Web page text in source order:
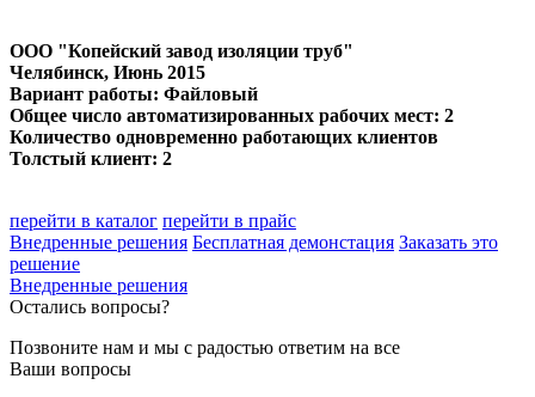
ООО "Копейский завод изоляции труб"
Челябинск, Июнь 2015
Вариант работы: Файловый
Общее число автоматизированных рабочих мест: 2
Количество одновременно работающих клиентов
Толстый клиент: 2
перейти в каталог перейти в прайс
Внедренные решения Бесплатная демонстация Заказать это
решение
Внедренные решения
Остались вопросы?
Позвоните нам и мы с радостью ответим на все
Ваши вопросы